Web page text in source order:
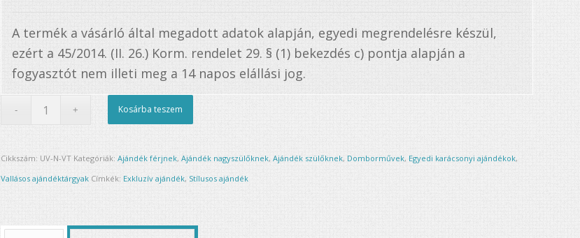
A termék a vásárló által megadott adatok alapján, egyedi megrendelésre készül,
ezért a 45/2014. (II. 26.) Korm. rendelet 29. § (1) bekezdés c) pontja alapján a
fogyasztót nem illeti meg a 14 napos elállási jog.
Kosárba teszem
Cikkszám: UV-N-VT Kategóriák:Ajándék férjnek,Ajándék nagyszülőknek,Ajándék szülőknek, Domborművek, Egyedi karácsonyi ajándékok,
Vallásos ajándéktárgyak Címkék: Exkluzív ajándék, Stílusos ajándék